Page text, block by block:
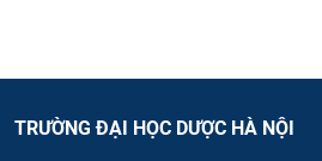
TRƯỜNG ĐẠI HỌC DƯỢC HÀ NỘI